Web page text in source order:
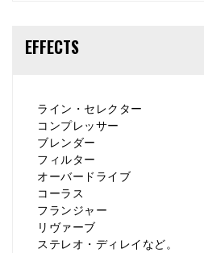
EFFECTS
ライン・セレクター
コンプレッサー
ブレンダー
フィルター
オーバードライブ
コーラス
フランジャー
リヴァーブ
ステレオ・ディレイなど。